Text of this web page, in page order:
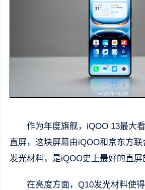
作为年度旗舰，iQOO 13最大
直屏，这块屏幕由iQOO和京东方
发光材料，是iQOO史上最好的直屏
在亮度方面，Q10发光材料使